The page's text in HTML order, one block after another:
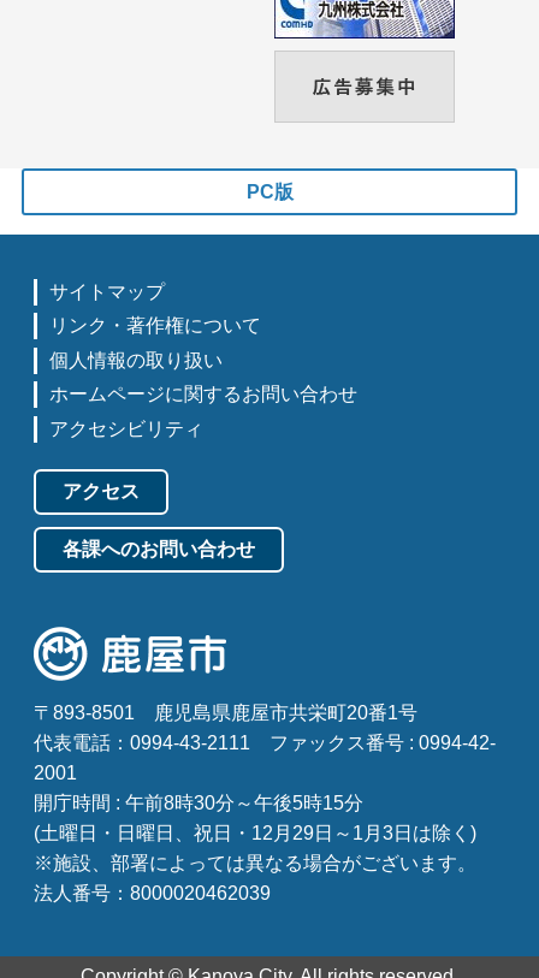
PC版
サイトマップ
リンク・著作権について
個人情報の取り扱い
ホームページに関するお問い合わせ
アクセシビリティ
アクセス
各課へのお問い合わせ
〒893-8501
鹿児島県鹿屋市共栄町20番1号
代表電話：0994-43-2111
ファックス番号 : 0994-42-
2001
開庁時間 : 午前8時30分～午後5時15分
(土曜日・日曜日、祝日・12月29日～1月3日は除く)
※施設、部署によっては異なる場合がございます。
法人番号：8000020462039